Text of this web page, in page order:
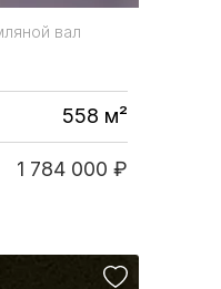
вал
558 м²
1 784 000 ₽